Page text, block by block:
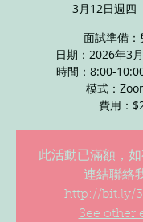
3月12日週四
面試準備：
日期：2026年3
時間：8:00-
模式：
此活動已滿額，
連結聯絡
http://bit.ly/
See other